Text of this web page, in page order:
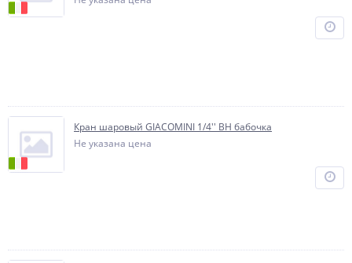
Кран шаровый GIACOMINI 1/4'' ВН бабочка
Не указана цена